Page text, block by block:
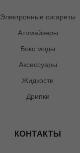
Электронные сигареты
Атомайзеры
Бокс моды
Аксессуары
Жидкости
Дрипки
КОНТАКТЫ